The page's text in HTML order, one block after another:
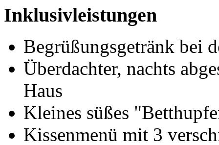
Inklusivleistungen
Begrüßungsgetränk bei
Überdachter, nachts
Haus
Kleines süßes
Kissenmenü mit 3